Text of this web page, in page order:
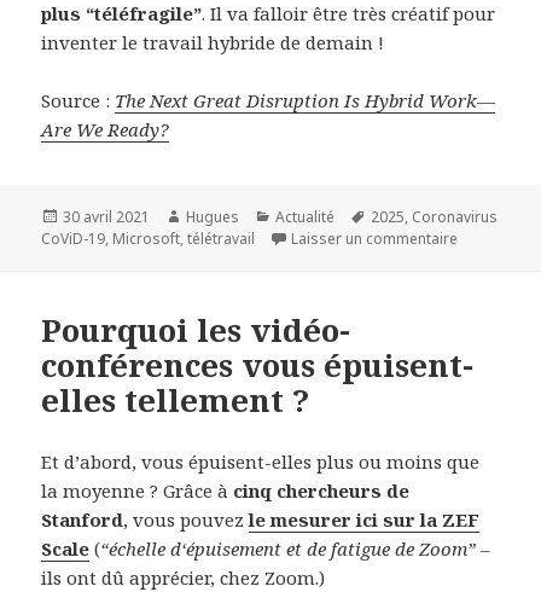
plus “téléfragile”. Il va falloir être très créatif pour
inventer le travail hybride de demain !
Source : The Next Great Disruption Is Hybrid Work—
Are We Ready?
Publié
le
30 avril 2021 Auteur
Hugues Catégories
Actualité
Mots-
clés
2025, Coronavirus
CoViD-19, Microsoft,télétravail Laisser un commentaire
Pourquoi les vidéo-
conférences vous épuisent-
elles tellement ?
Et d’abord, vous épuisent-elles plus ou moins que
la moyenne ? Grâce à cinq chercheurs de
Stanford, vous pouvezle mesurer ici sur la ZEF
Scale (“échelle d‘épuisement et de fatigue de Zoom” –
ils ont dû apprécier, chez Zoom.)